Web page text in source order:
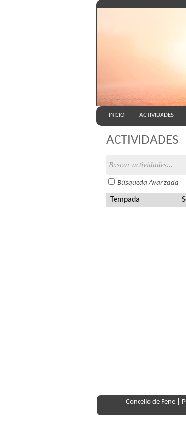
INICIO ACTIVIDADES
ACTIVIDADES
Búsqueda Avanzada
Tempada
Concello de Fene |